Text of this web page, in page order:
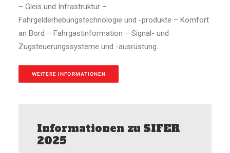
– Gleis und Infrastruktur –
Fahrgelderhebungstechnologie und -produkte – Komfort
an Bord – Fahrgastinformation – Signal- und
Zugsteuerungssysteme und -ausrüstung.
WEITERE INFORMATIONEN
Informationen zu SIFER
2025